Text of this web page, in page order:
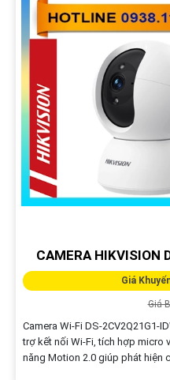
CAMERA HIKVISION
Giá
Giá
Camera Wi-Fi DS-2CV2Q21G1-
trợ kết nối Wi-Fi, tích hợp micro
năng Motion 2.0 giúp phát hiện